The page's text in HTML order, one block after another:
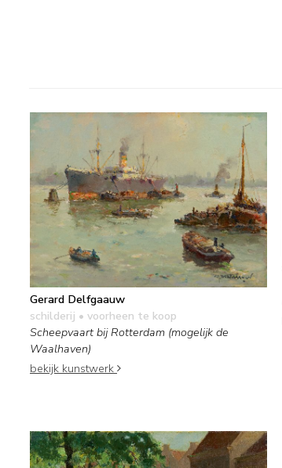
Gerard Delfgaauw
schilderij • voorheen te koop
Scheepvaart bij Rotterdam (mogelijk de
Waalhaven)
bekijk kunstwerk